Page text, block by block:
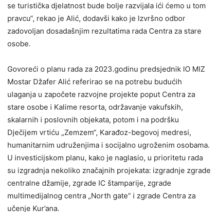
se turistička djelatnost bude bolje razvijala ići ćemo u tom
pravcu“, rekao je Alić, dodavši kako je Izvršno odbor
zadovoljan dosadašnjim rezultatima rada Centra za stare
osobe.
Govoreći o planu rada za 2023.godinu predsjednik IO MIZ
Mostar Džafer Alić referirao se na potrebu budućih
ulaganja u započete razvojne projekte poput Centra za
stare osobe i Kalime resorta, održavanje vakufskih,
skalarnih i poslovnih objekata, potom i na podršku
Dječijem vrtiću „Zemzem“, Karađoz-begovoj medresi,
humanitarnim udruženjima i socijalno ugroženim osobama.
U investicijskom planu, kako je naglasio, u prioritetu rada
su izgradnja nekoliko značajnih projekata: izgradnje zgrade
centralne džamije, zgrade IC štamparije, zgrade
multimedijalnog centra „North gate“ i zgrade Centra za
učenje Kur’ana.